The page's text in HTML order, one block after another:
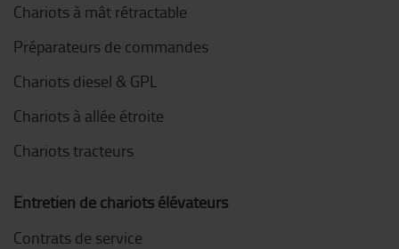
Chariots à mât rétractable
Préparateurs de commandes
Chariots diesel & GPL
Chariots à allée étroite
Chariots tracteurs
Entretien de chariots élévateurs
Contrats de service